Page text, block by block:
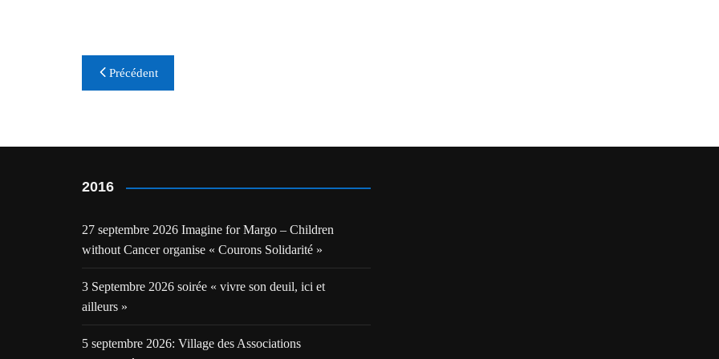
Navigation
de
Précédent
2016
27 septembre 2026 Imagine for Margo – Children
without Cancer organise « Courons Solidarité »
3 Septembre 2026 soirée « vivre son deuil, ici et
ailleurs »
5 septembre 2026: Village des Associations